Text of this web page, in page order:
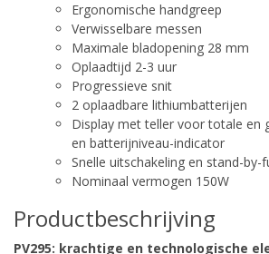
Ergonomische handgreep
Verwisselbare messen
Maximale bladopening 28 mm
Oplaadtijd 2-3 uur
Progressieve snit
2 oplaadbare lithiumbatterijen
Display met teller voor totale en
en batterijniveau-indicator
Snelle uitschakeling en stand-by-
Nominaal vermogen 150W
Productbeschrijving
PV295: krachtige en technologische